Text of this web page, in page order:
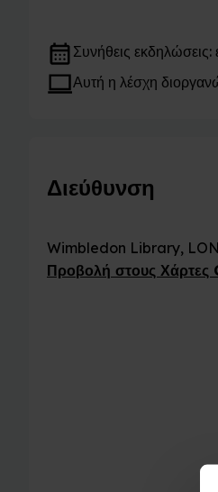
Συνήθεις
Αυτή η λέσχη
Διεύθυνση
Wimbledon Library,
Προβολή στους Χάρτες